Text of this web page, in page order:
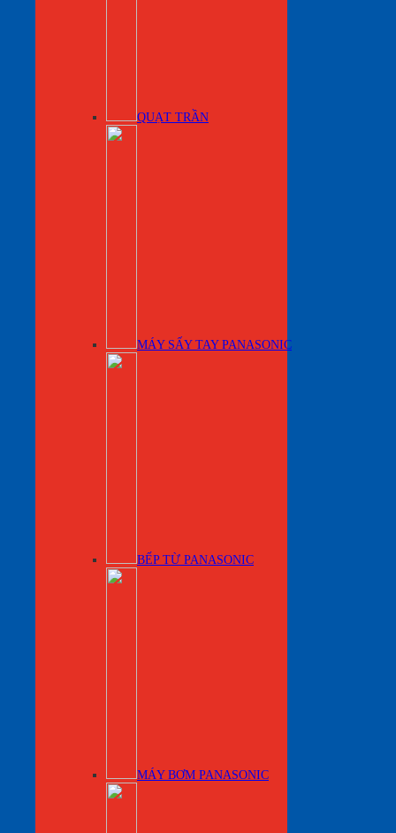
QUẠT TRẦN
MÁY SẤY TAY PANASONIC
BẾP TỪ PANASONIC
MÁY BƠM PANASONIC